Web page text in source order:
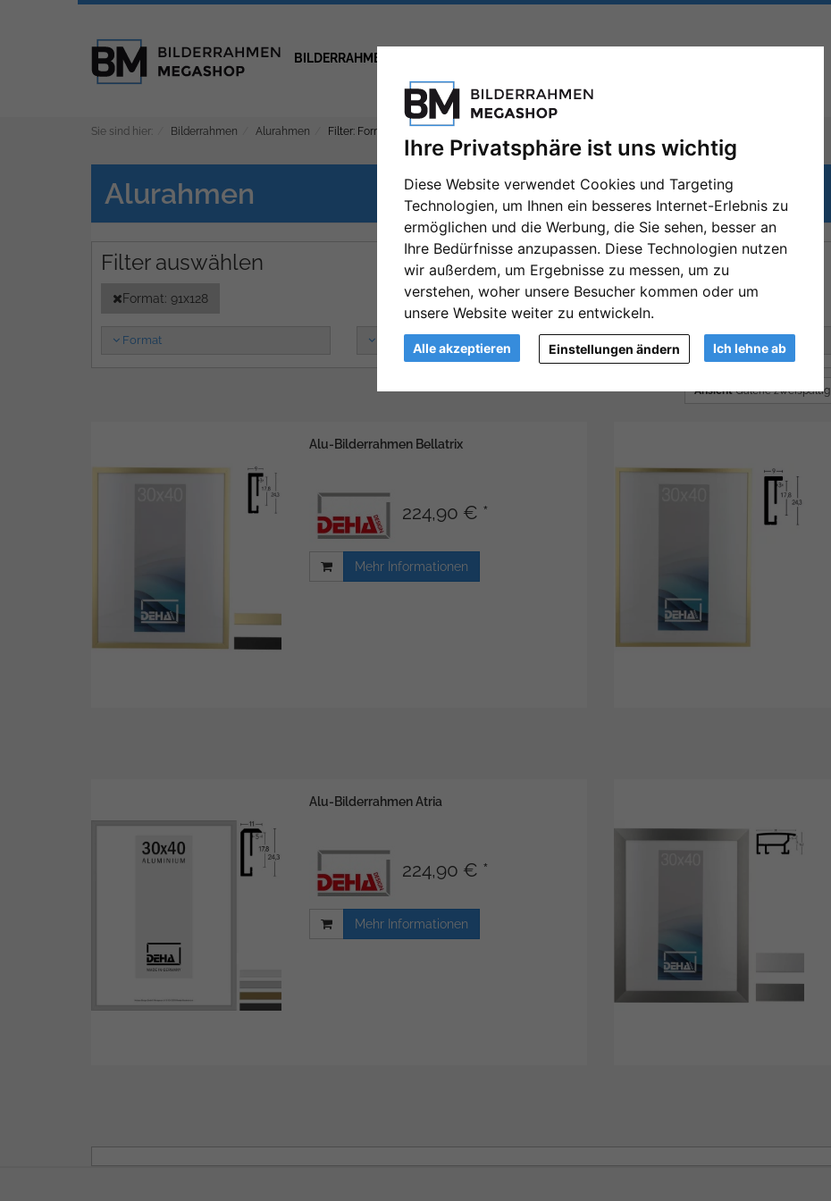
Ihre Privatsphäre ist uns wichtig
Diese Website verwendet Cookies und Targeting
Technologien, um Ihnen ein besseres Internet-Erlebnis zu
ermöglichen und die Werbung, die Sie sehen, besser an
Ihre Bedürfnisse anzupassen. Diese Technologien nutzen
wir außerdem, um Ergebnisse zu messen, um zu
verstehen, woher unsere Besucher kommen oder um
unsere Website weiter zu entwickeln.
Alle akzeptieren Ich lehne ab
Einstellungen ändern
BILDERRAHMEN
Sie sind hier: Bilderrahmen Alurahmen Filter: Format: 91x128
Alurahmen
Format: 91x128
Format Farbe
AnsichtGalerie zweispaltig
Alu-Bilderrahmen Bellatrix
224,90 € *
Mehr Informationen
Alu-Bilderrahmen Atria
224,90 € *
Mehr Informationen